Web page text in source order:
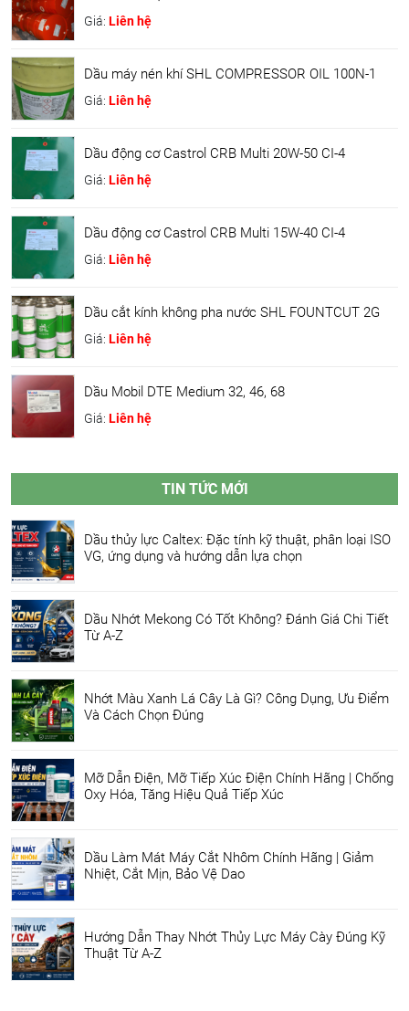
Giá: Liên hệ
Dầu máy nén khí SHL COMPRESSOR OIL 100N-1
Giá: Liên hệ
Dầu động cơ Castrol CRB Multi 20W-50 CI-4
Giá: Liên hệ
Dầu động cơ Castrol CRB Multi 15W-40 CI-4
Giá: Liên hệ
Dầu cắt kính không pha nước SHL FOUNTCUT 2G
Giá: Liên hệ
Dầu Mobil DTE Medium 32, 46, 68
Giá: Liên hệ
TIN TỨC MỚI
Dầu thủy lực Caltex: Đặc tính kỹ thuật, phân loại ISO
VG, ứng dụng và hướng dẫn lựa chọn
Dầu Nhớt Mekong Có Tốt Không? Đánh Giá Chi Tiết
Từ A-Z
Nhớt Màu Xanh Lá Cây Là Gì? Công Dụng, Ưu Điểm
Và Cách Chọn Đúng
Mỡ Dẫn Điện, Mỡ Tiếp Xúc Điện Chính Hãng | Chống
Oxy Hóa, Tăng Hiệu Quả Tiếp Xúc
Dầu Làm Mát Máy Cắt Nhôm Chính Hãng | Giảm
Nhiệt, Cắt Mịn, Bảo Vệ Dao
Hướng Dẫn Thay Nhớt Thủy Lực Máy Cày Đúng Kỹ
Thuật Từ A-Z